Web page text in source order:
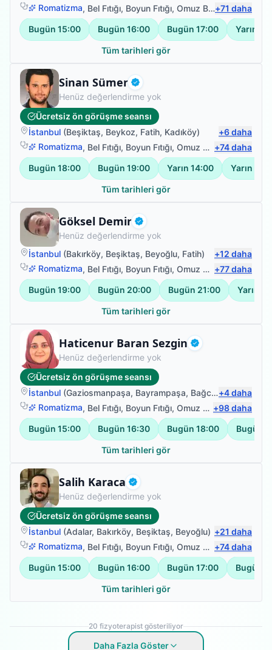
Romatizma, Bel Fıtığı, Boyun Fıtığı, Omuz Bağ Yaralanması +71 daha
Bugün 15:00 Bugün 16:00 Bugün 17:00 Yarın
Tüm tarihleri gör
Sinan Sümer Doğrulanmış
Fizyoterapist
Henüz değerlendirme yok
Ücretsiz ön görüşme seansı
İstanbul (Beşiktaş, Beykoz, Fatih, Kadıköy) +6daha
Romatizma, Bel Fıtığı, Boyun Fıtığı, Omuz Bağ Yaralanması +74daha
Bugün 18:00 Bugün 19:00 Yarın 14:00 Yarın
Tüm tarihleri gör
Göksel Demir Doğrulanmış
Fizyoterapist
Henüz değerlendirme yok
İstanbul (Bakırköy, Beşiktaş, Beyoğlu, Fatih) +12 daha
Romatizma, Bel Fıtığı, Boyun Fıtığı, Omuz Bağ Yaralanması +77daha
Bugün 19:00 Bugün 20:00 Bugün 21:00 Yarın
Tüm tarihleri gör
Haticenur Baran Sezgin Doğrulanmış
Fizyoterapist
Henüz değerlendirme yok
Ücretsiz ön görüşme seansı
İstanbul (Gaziosmanpaşa, Bayrampaşa, Bağcılar ,Güngören
+4daha
Romatizma, Bel Fıtığı, Boyun Fıtığı, Omuz Bağ Yaralanması +98daha
Bugün 15:00 Bugün 16:30 Bugün 18:00 Bugün
Tüm tarihleri gör
Salih Karaca Doğrulanmış
Fizyoterapist
Henüz değerlendirme yok
Ücretsiz ön görüşme seansı
İstanbul (Adalar, Bakırköy, Beşiktaş, Beyoğlu) +21 daha
Romatizma, Bel Fıtığı, Boyun Fıtığı, Omuz Bağ Yaralanması +74daha
Bugün 15:00 Bugün 16:00 Bugün 17:00 Bugün
Tüm tarihleri gör
20 fizyoterapist gösteriliyor
Daha Fazla Göster